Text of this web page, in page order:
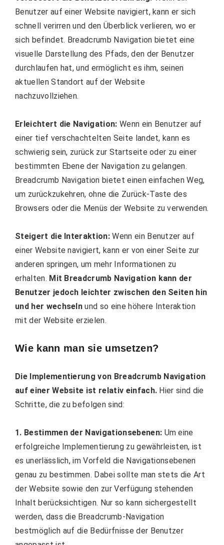
Benutzer auf einer Website navigiert, kann er sich
schnell verirren und den Überblick verlieren, wo er
sich befindet. Breadcrumb Navigation bietet eine
visuelle Darstellung des Pfads, den der Benutzer
durchlaufen hat, und ermöglicht es ihm, seinen
aktuellen Standort auf der Website
nachzuvollziehen.
Erleichtert die Navigation: Wenn ein Benutzer auf
einer tief verschachtelten Seite landet, kann es
schwierig sein, zurück zur Startseite oder zu einer
bestimmten Ebene der Navigation zu gelangen.
Breadcrumb Navigation bietet einen einfachen Weg,
um zurückzukehren, ohne die Zurück-Taste des
Browsers oder die Menüs der Website zu verwenden.
Steigert die Interaktion: Wenn ein Benutzer auf
einer Website navigiert, kann er von einer Seite zur
anderen springen, um mehr Informationen zu
erhalten. Mit Breadcrumb Navigation kann der
Benutzer jedoch leichter zwischen den Seiten hin
und her wechseln und so eine höhere Interaktion
mit der Website erzielen.
Wie kann man sie umsetzen?
Die Implementierung von Breadcrumb Navigation
auf einer Website ist relativ einfach. Hier sind die
Schritte, die zu befolgen sind:
1. Bestimmen der Navigationsebenen: Um eine
erfolgreiche Implementierung zu gewährleisten, ist
es unerlässlich, im Vorfeld die Navigationsebenen
genau zu bestimmen. Dabei sollte man stets die Art
der Website sowie den zur Verfügung stehenden
Inhalt berücksichtigen. Nur so kann sichergestellt
werden, dass die Breadcrumb-Navigation
bestmöglich auf die Bedürfnisse der Benutzer